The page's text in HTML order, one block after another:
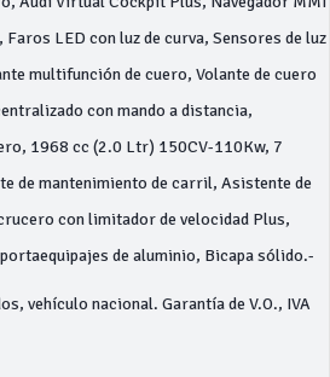
LED con luz de curva, Sensores de luz
multifunción de cuero, Volante de cuero
con mando a distancia,
1968 cc (2.0 Ltr) 150CV-110Kw, 7
de mantenimiento de carril, Asistente de
con limitador de velocidad Plus,
de aluminio, Bicapa sólido.-
vehículo nacional. Garantía de V.O., IVA